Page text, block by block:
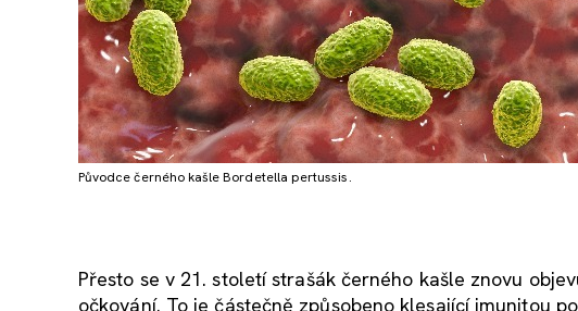
Původce černého kašle Bordetella pertussis.
Přesto se v 21. století strašák černého kašle znovu
očkování. To je částečně způsobeno klesající imunitou